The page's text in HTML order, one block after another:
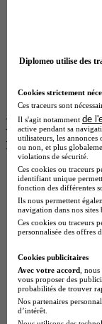
Master MA
Cap Cuisine
Les intitulés
recherchés
Master Meef
Prépa
Licence
Master
Licence
Master
Master
Master Meef
Master Meef à
BTS
BTS Tourisme
Diplomeo utilise des
Cookies strictement
Ces traceurs sont
Il s'agit notamment de
active pendant sa
utilisateurs, les
ou non, et plus
violations de sécurité.
Ces cookies ou traceurs
identifiant unique
fonction des différentes
Ils nous permettent
navigation dans nos
Ces cookies ou traceurs
personnalisée des offres
Cookies publicitaires
Avec votre accord ,
vous proposer des
probabilités de trouver
Nos partenaires
d’intérêt.